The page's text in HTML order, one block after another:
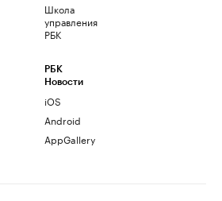
Школа
управления
РБК
РБК
Новости
iOS
Android
AppGallery